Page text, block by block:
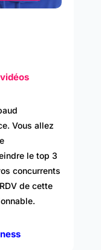
Vous allez
le top 3
concurrents
de cette